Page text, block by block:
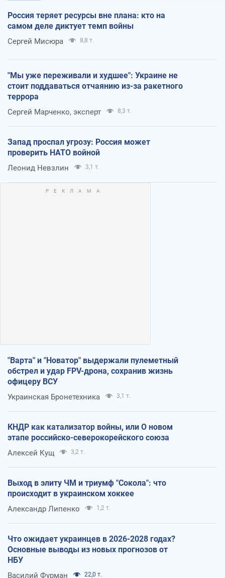
Россия теряет ресурсы вне плана: кто на
самом деле диктует темп войны
Сергей Мисюра 8,8 т.
"Мы уже переживали и худшее": Украине не
стоит поддаваться отчаянию из-за ракетного
террора
Сергей Марченко, эксперт 8,3 т.
Запад проспал угрозу: Россия может
проверить НАТО войной
Леонид Невзлин 3,1 т.
"Варта" и "Новатор" выдержали пулеметный
обстрел и удар FPV-дрона, сохранив жизнь
офицеру ВСУ
Украинская Бронетехника 3,1 т.
КНДР как катализатор войны, или О новом
этапе российско-северокорейского союза
Алексей Кущ 3,2 т.
Выход в элиту ЧМ и триумф "Сокола": что
происходит в украинском хоккее
Александр Липенко 1,2 т.
Что ожидает украинцев в 2026-2028 годах?
Основные выводы из новых прогнозов от
НБУ
Василий Фурман 22,0 т.